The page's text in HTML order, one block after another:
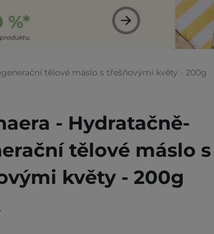
tělové máslo s třešňovými květy - 200g
- Hydratačně-
tělové máslo s
květy - 200g